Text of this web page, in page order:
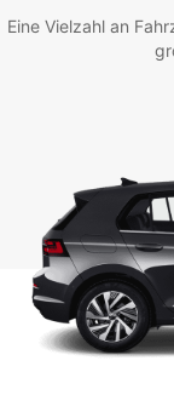
Eine Vielzahl an